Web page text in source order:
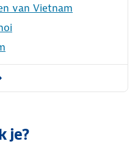
van Vietnam
je?